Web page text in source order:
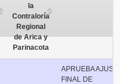
la
Contraloría
Regional
de Arica y
Parinacota
APRUEBA
FINAL DE